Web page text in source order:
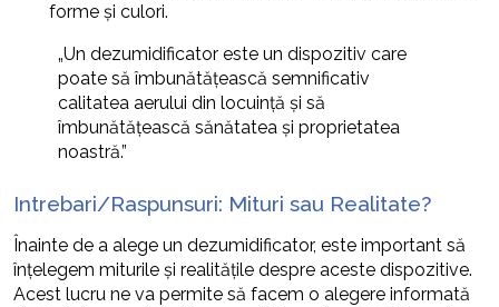
forme și culori.
„Un dezumidificator este un dispozitiv care
poate să îmbunătățească semnificativ
calitatea aerului din locuință și să
îmbunătățească sănătatea și proprietatea
noastră.”
Intrebari/Raspunsuri: Mituri sau Realitate?
Înainte de a alege un dezumidificator, este important să
înțelegem miturile și realitățile despre aceste dispozitive.
Acest lucru ne va permite să facem o alegere informată